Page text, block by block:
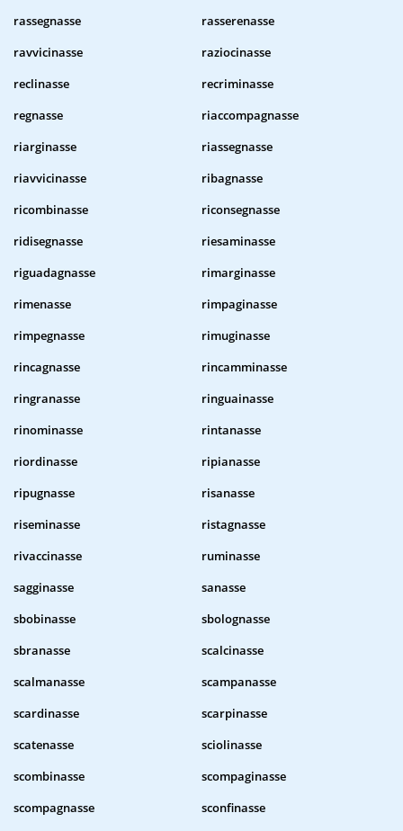
rassegnasse
rasserenasse
ravvicinasse
raziocinasse
reclinasse
recriminasse
regnasse
riaccompagnasse
riarginasse
riassegnasse
riavvicinasse
ribagnasse
ricombinasse
riconsegnasse
ridisegnasse
riesaminasse
riguadagnasse
rimarginasse
rimenasse
rimpaginasse
rimpegnasse
rimuginasse
rincagnasse
rincamminasse
ringranasse
ringuainasse
rinominasse
rintanasse
riordinasse
ripianasse
ripugnasse
risanasse
riseminasse
ristagnasse
rivaccinasse
ruminasse
sagginasse
sanasse
sbobinasse
sbolognasse
sbranasse
scalcinasse
scalmanasse
scampanasse
scardinasse
scarpinasse
scatenasse
sciolinasse
scombinasse
scompaginasse
scompagnasse
sconfinasse